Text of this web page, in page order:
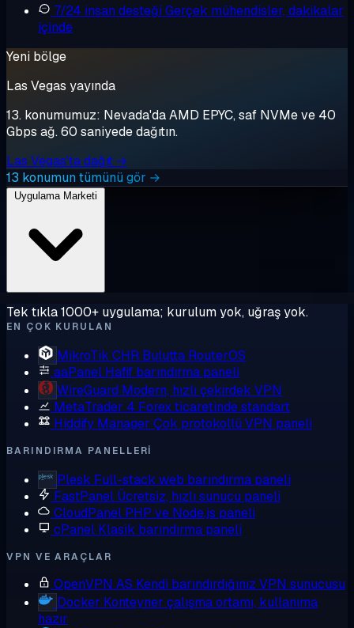
7/24 insan desteği Gerçek mühendisler, dakikalar
içinde
Yeni bölge
Las Vegas yayında
13. konumumuz: Nevada'da AMD EPYC, saf NVMe ve 40
Gbps ağ. 60 saniyede dağıtın.
Las Vegas'ta dağıt →
13 konumun tümünü gör →
Tek tıkla 1000+ uygulama; kurulum yok, uğraş yok.
EN ÇOK KURULAN
MikroTik CHR Bulutta RouterOS
aaPanel Hafif barındırma paneli
WireGuard Modern, hızlı çekirdek VPN
MetaTrader 4 Forex ticaretinde standart
Hiddify Manager Çok protokollü VPN paneli
BARINDIRMA PANELLERI
Plesk Full-stack web barındırma paneli
FastPanel Ücretsiz, hızlı sunucu paneli
CloudPanel PHP ve Node.js paneli
cPanel Klasik barındırma paneli
VPN VE ARAÇLAR
OpenVPN AS Kendi barındırdığınız VPN sunucusu
Docker Konteyner çalışma ortamı, kullanıma
hazır